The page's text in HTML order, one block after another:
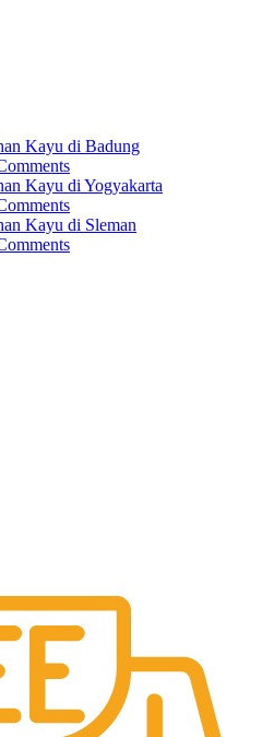
Kayu di Badung
Kayu di Yogyakarta
Kayu di Sleman